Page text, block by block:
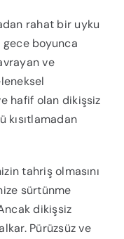
rahat bir uyku
gece boyunca
ve
hafif olan dikişsiz
kısıtlamadan
tahriş olmasını
sürtünme
dikişsiz
Pürüzsüz ve